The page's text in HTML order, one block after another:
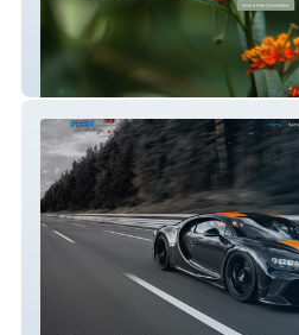
Accept Yourself